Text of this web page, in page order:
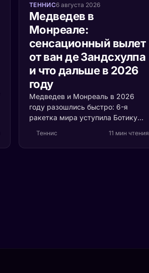
ТЕННИС6 августа 2026
Медведев в
Монреале:
сенсационный вылет
от ван де Зандсхулпа
и что дальше в 2026
году
Медведев и Монреаль в 2026
году разошлись быстро: 6-я
ракетка мира уступила Ботику
минуту. Разбираем, что
Теннис 11 мин чтения